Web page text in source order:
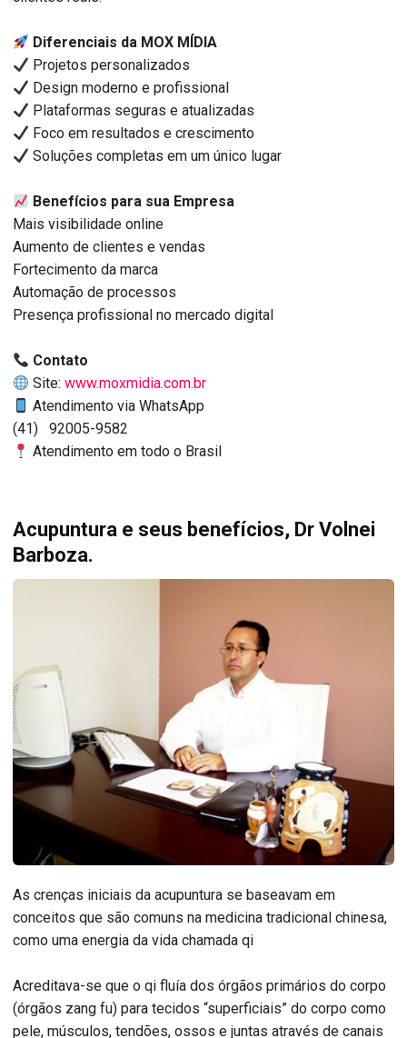
Diferenciais da MOX MÍDIA
Projetos personalizados
Design moderno e profissional
Plataformas seguras e atualizadas
Foco em resultados e crescimento
Soluções completas em um único lugar
Benefícios para sua Empresa
Mais visibilidade online
Aumento de clientes e vendas
Fortecimento da marca
Automação de processos
Presença profissional no mercado digital
Contato
Site:www.moxmidia.com.br
Atendimento via WhatsApp
(41) 92005-9582
Atendimento em todo o Brasil
Acupuntura e seus benefícios, Dr Volnei
Barboza.
As crenças iniciais da acupuntura se baseavam em
conceitos que são comuns na medicina tradicional chinesa,
como uma energia da vida chamada qi
Acreditava-se que o qi fluía dos órgãos primários do corpo
(órgãos zang fu) para tecidos “superficiais” do corpo como
pele, músculos, tendões, ossos e juntas através de canais